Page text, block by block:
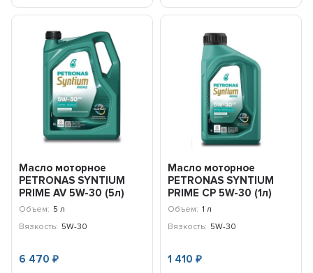
Масло моторное
PETRONAS SYNTIUM
PRIME AV 5W-30 (5л)
71234M12EU
Объем: 5 л
Вязкость: 5W-30
6 470₽
Масло моторное
PETRONAS SYNTIUM
PRIME CP 5W-30 (1л)
71233E18EU
Объем: 1 л
Вязкость: 5W-30
1 410 ₽